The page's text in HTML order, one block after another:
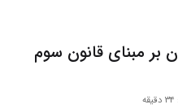
بر مبنای قانون سوم